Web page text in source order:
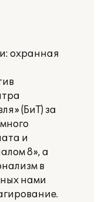
охранная
(БиТ) за
и
8», а
в
нами